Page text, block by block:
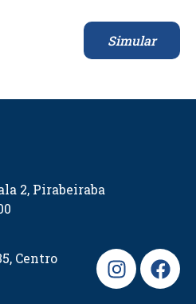
Simular
2, Pirabeiraba
Centro